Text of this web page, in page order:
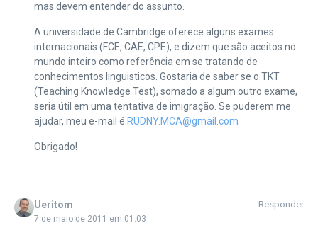
mas devem entender do assunto.
A universidade de Cambridge oferece alguns exames
internacionais (FCE, CAE, CPE), e dizem que são aceitos no
mundo inteiro como referência em se tratando de
conhecimentos linguisticos. Gostaria de saber se o TKT
(Teaching Knowledge Test), somado a algum outro exame,
seria útil em uma tentativa de imigração. Se puderem me
ajudar, meu e-mail é RUDNY.MCA@gmail.com
Obrigado!
Ueritom
7 de maio de 2011 em 01:03
Responder